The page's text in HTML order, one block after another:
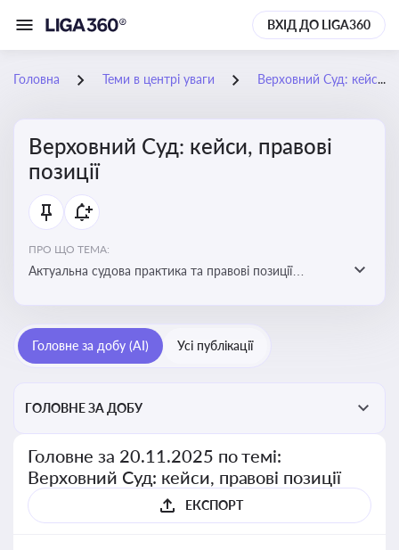
ВХІД ДО LIGA360
Головна Теми в центрі уваги Верховний Суд: кейси, правові позиції
Верховний Суд: кейси, правові
позиції
ПРО ЩО ТЕМА:
Актуальна судова практика та правові позиції
Головне за добу (AI) Усі публікації
ГОЛОВНЕ ЗА ДОБУ
Головне за 20.11.2025 по темі:
Верховний Суд: кейси, правові позиції
ЕКСПОРТ